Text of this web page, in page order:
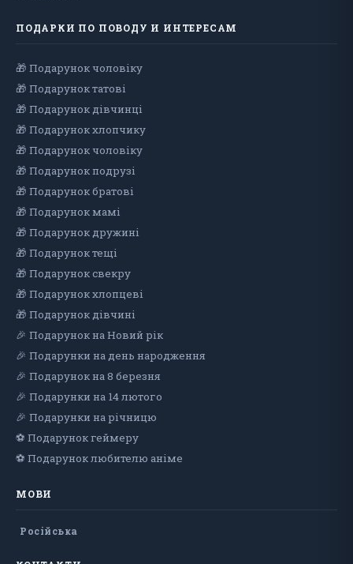
ПОДАРКИ ПО ПОВОДУ И ИНТЕРЕСАМ
🎁 Подарунок чоловiку
🎁 Подарунок татові
🎁 Подарунок дівчинці
🎁 Подарунок хлопчику
🎁 Подарунок чоловіку
🎁 Подарунок подрузі
🎁 Подарунок братові
🎁 Подарунок мамі
🎁 Подарунок дружині
🎁 Подарунок тещі
🎁 Подарунок свекру
🎁 Подарунок хлопцеві
🎁 Подарунок дiвчинi
🎉 Подарунок на Новий рік
🎉 Подарунки на день народження
🎉 Подарунок на 8 березня
🎉 Подарунки на 14 лютого
🎉 Подарунки на річницю
⚽ Подарунок геймеру
⚽ Подарунок любителю аніме
МОВИ
Російська